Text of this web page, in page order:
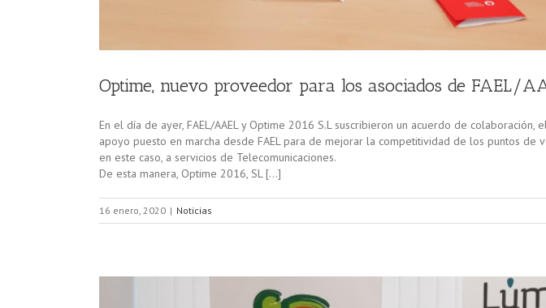
Optime, nuevo proveedor para los asociados de FAEL/
En el día de ayer, FAEL/AAEL y Optime 2016 S.L suscribieron un acuerdo de
apoyo puesto en marcha desde FAEL para de mejorar la competitividad de los puntos de
en este caso, a servicios de Telecomunicaciones.
De esta manera, Optime 2016, SL […]
16 enero, 2020 | Noticias